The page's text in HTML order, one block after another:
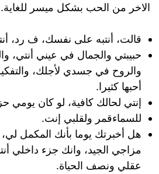
الاخر من الحب بشكل ميسر للغاية.
قالت، أنتبه على نفسك، ف رد،
حبيبتي والجمال في عيني أنتي،
والروح في جسدي لأجلك،
أحبها كثيرا.
إنتي لحالك كافية، لو كان يومي
للسماءقمر ولقلبي إنت.
هل أخبرتك يوما بأنك المكمل
مزاجي الجيد، وانك جزء داخلي
عقلي ونصف الحياة.